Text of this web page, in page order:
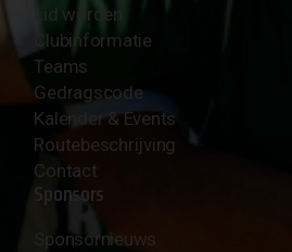
Lid worden
Clubinformatie
Teams
Gedragscode
Kalender & Events
Routebeschrijving
Contact
Sponsors
Sponsornieuws